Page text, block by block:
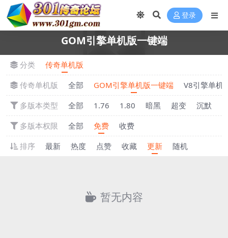
登录
GOM引擎单机版一键端
分类
传奇单机版
传奇单机版
全部 GOM引擎单机版一键端
V8引擎单机
多版本类型
全部 1.76 1.80 暗黑 超变 沉默
多版本权限
全部 免费
收费
排序
最新 热度 点赞 收藏 更新 随机
暂无内容